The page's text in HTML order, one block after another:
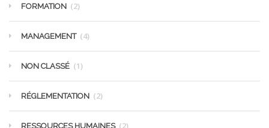
FORMATION (2)
MANAGEMENT (4)
NON CLASSÉ (1)
RÉGLEMENTATION (2)
RESSOURCES HUMAINES (2)